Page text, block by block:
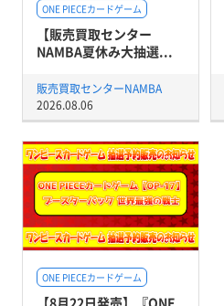
ONE PIECEカードゲーム
【販売買取センター
NAMBA夏休み大抽選...
販売買取センターNAMBA
2026.08.06
ONE PIECEカードゲーム